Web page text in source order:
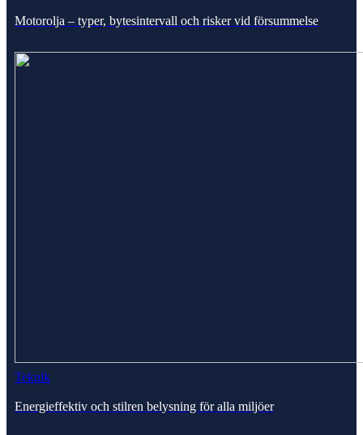
Motorolja – typer, bytesintervall och risker vid försummelse
Teknik
Energieffektiv och stilren belysning för alla miljöer